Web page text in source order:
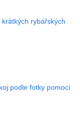
rybářských
podle fotky pomocí